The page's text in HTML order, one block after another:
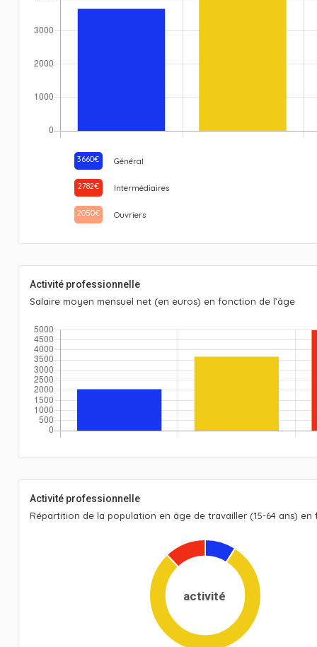
3660€ Général
2782€ Intermédiaires
2050€ Ouvriers
Activité professionnelle
Salaire moyen mensuel net (en euros) en fonction de l’âge
Activité professionnelle
Répartition de la population en âge de travailler (15-64 ans) en
activité